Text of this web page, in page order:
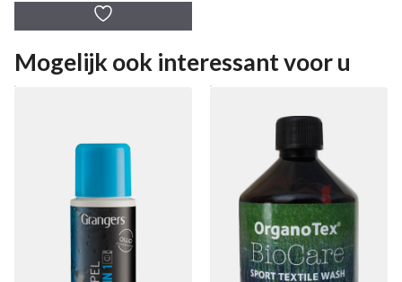
5
Mogelijk ook interessant voor u